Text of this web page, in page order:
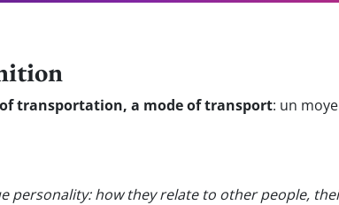
transportation, a mode of transport: un
personality: how they relate to other people,